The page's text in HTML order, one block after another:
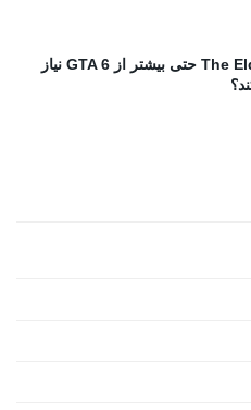
چرا The Elder Scrolls 6 حتی بیشتر از GTA 6 نیاز